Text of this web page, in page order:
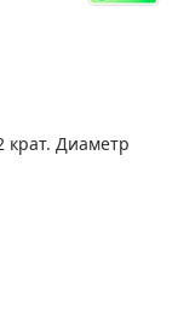
крат. Диаметр